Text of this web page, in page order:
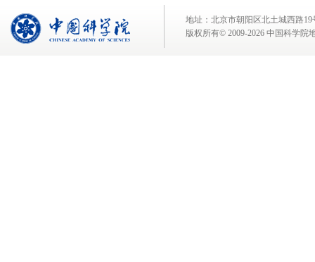
地址：北京市朝阳区北土城西路
版权所有© 2009-2026 中国科学院